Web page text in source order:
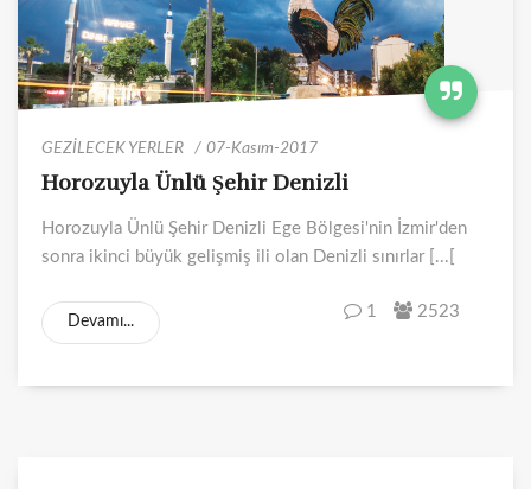
GEZİLECEK YERLER 07-Kasım-2017
Horozuyla Ünlü Şehir Denizli
Horozuyla Ünlü Şehir Denizli Ege Bölgesi'nin İzmir'den
sonra ikinci büyük gelişmiş ili olan Denizli sınırlar [...[
Devamı...
1 2523